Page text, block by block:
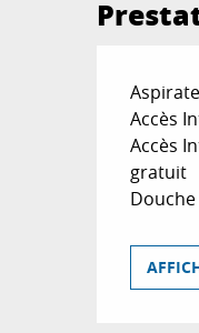
Accès
Accès
gratuit
Douche